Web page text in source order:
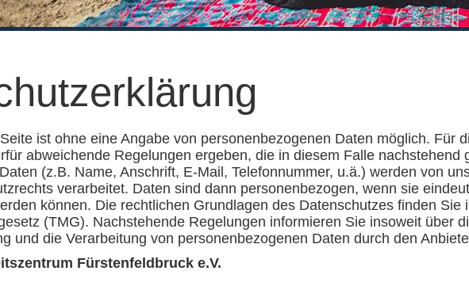
ist ohne eine Angabe von personenbezogenen Daten möglich. Für
abweichende Regelungen ergeben, die in diesem Falle nachstehend
(z.B. Name, Anschrift, E-Mail, Telefonnummer, u.ä.) werden von
verarbeitet. Daten sind dann personenbezogen, wenn sie
können. Die rechtlichen Grundlagen des Datenschutzes finden
(TMG). Nachstehende Regelungen informieren Sie insoweit über
und die Verarbeitung von personenbezogenen Daten durch den
Fürstenfeldbruck e.V.